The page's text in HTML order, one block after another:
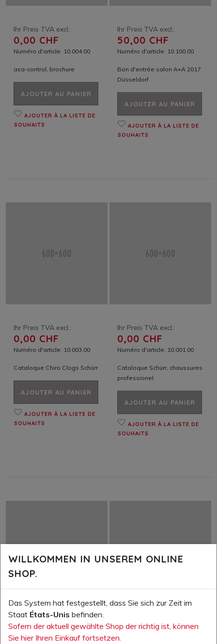
Ihr Preis TVA excl.:
0,00 CHF
Numéro d'article: 10.004.00
asa-control, brochure
AJOUTER AU PANIER
AJOUTER À LA LISTE DE
SOUHAITS
Ihr Preis TVA excl.:
50,00 CHF
Numéro d'article: 10.100.00
Bon d'entrée salon A+A 2017
Düsseldorf
AJOUTER AU PANIER
AJOUTER À LA LISTE DE
SOUHAITS
Ihr Preis TVA excl.:
0,00 CHF
Numéro d'article: 10.003.00
Cataloque Chiro Clogs Schürr
AJOUTER AU PANIER
AJOUTER À LA LISTE DE
SOUHAITS
Ihr Preis TVA excl.:
0,00 CHF
Numéro d'article: 10.001.00
Cataloque Schürr, chaussures
professionel
AJOUTER AU PANIER
AJOUTER À LA LISTE DE
SOUHAITS
Ihr Preis TVA excl.:
0,00 CHF
Ihr Preis TVA excl.:
0,00 CHF
WILLKOMMEN IN UNSEREM ONLINE
SHOP.
Das System hat festgestellt, dass Sie sich zur Zeit im
Staat États-Unis befinden.
Sofern der aktuell gewählte Shop der richtig ist, können
Sie hier Ihren Einkauf fortsetzen.